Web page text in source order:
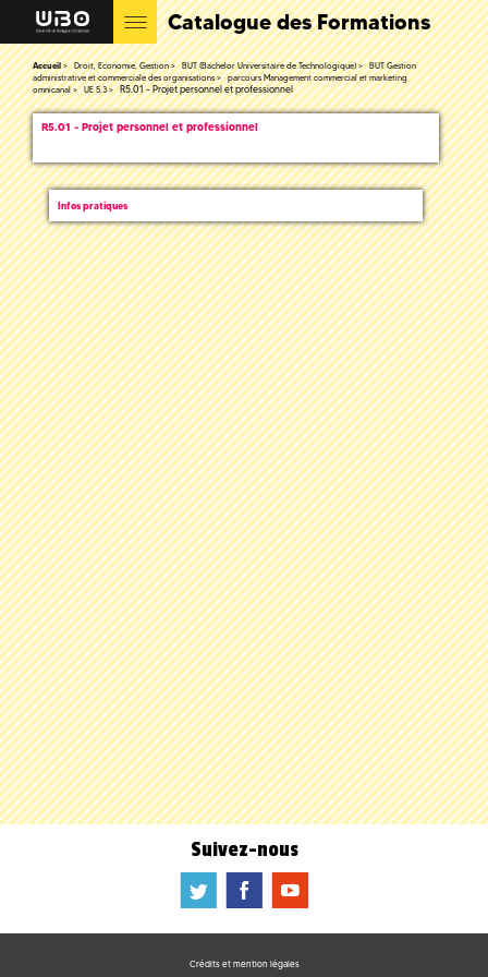
Catalogue des Formations
Accueil Droit, Economie, Gestion BUT (Bachelor Universitaire de Technologique)
BUT Gestion
administrative et commerciale des organisations
parcours Management commercial et marketing
omnicanal
UE 5.3 R5.01 - Projet personnel et professionnel
R5.01 - Projet personnel et professionnel
Infos pratiques
Suivez-nous
a b f
Crédits et mention légales